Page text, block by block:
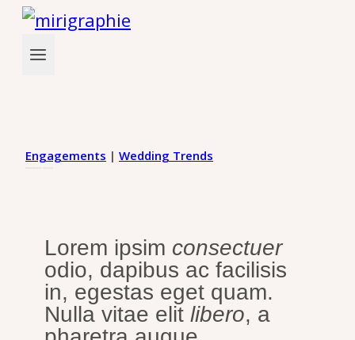
Zum
Inhalt
Engagements | Wedding Trends
Lorem ipsim consectuer
odio, dapibus ac facilisis
in, egestas eget quam.
Nulla vitae elit libero, a